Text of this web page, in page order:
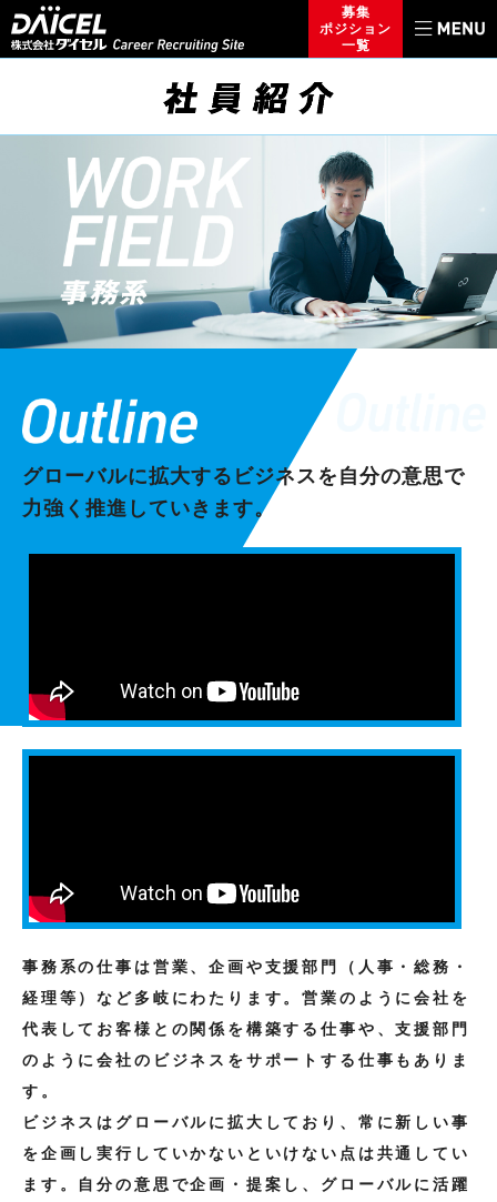
募集
ポジション
一覧
グローバルに拡大するビジネスを 自分の意思で
力強く推進していきます。
事務系の仕事は営業、企画や支援部門（人事・総務・
経理等）など多岐にわたります。営業のように会社を
代表してお客様との関係を構築する仕事や、支援部門
のように会社のビジネスをサポートする仕事もありま
す。
ビジネスはグローバルに拡大しており、常に新しい事
を企画し実行していかないといけない点は共通してい
ます。自分の意思で企画・提案し、グローバルに活躍